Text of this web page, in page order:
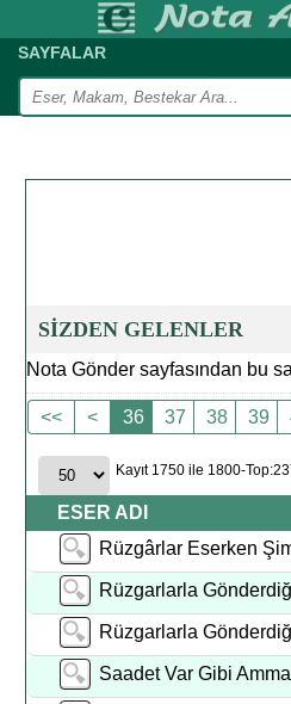
SAYFALAR
SİZDEN GELENLER
Nota Gönder sayfasından bu
<< < 36 37 38 39
Kayıt 1750 ile 1800-
ESER ADI
Rüzgârlar Eserken
Rüzgarlarla
Rüzgarlarla
Saadet Var Gibi Amma